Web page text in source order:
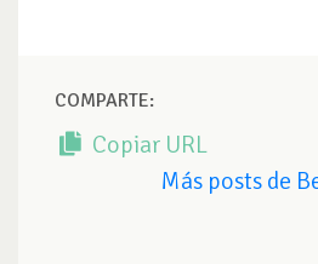
COMPARTE:
Copiar URL
Más posts de